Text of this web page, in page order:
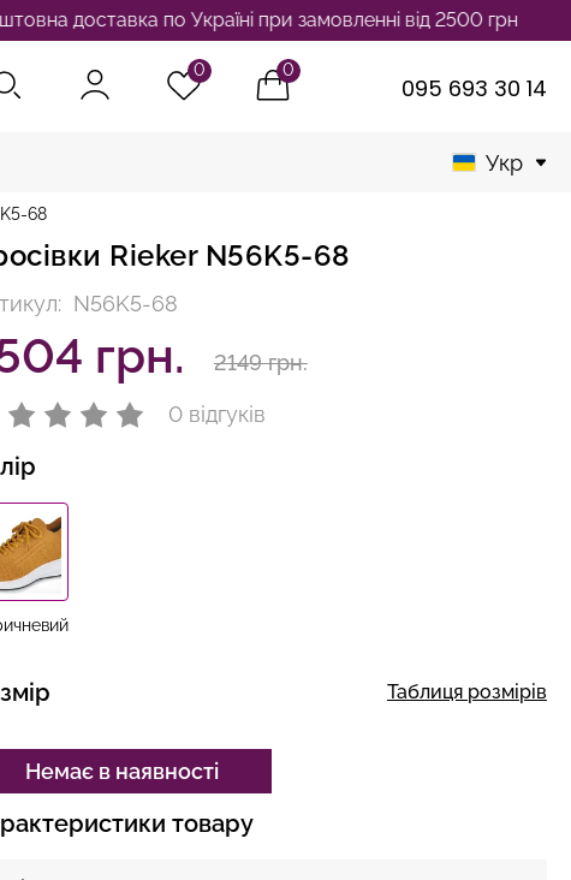
по Україні при замовленні від 2500 грн
0 0
095 693 30 14
Укр
68
Rieker N56K5-68
N56K5-68
грн. 2149 грн.
0 відгуків
Таблиця розмірів
Немає в наявності
товару